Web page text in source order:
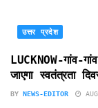
उत्तर प्रदेश
LUCKNOW-गांव-
जाएगा स्वतंत्रता
BY NEWS-EDITOR